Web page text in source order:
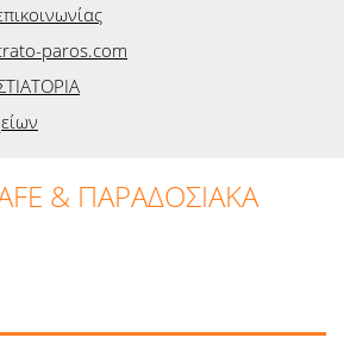
paros.com
& ΠΑΡΑΔΟΣΙΑΚΑ